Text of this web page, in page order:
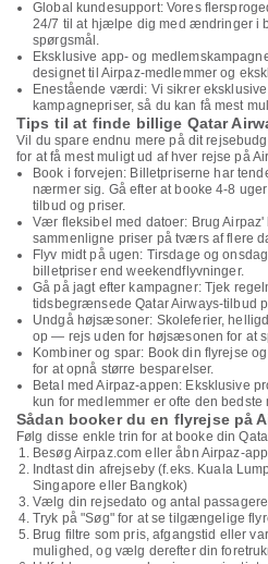
Global kundesupport: Vores
24/7 til at hjælpe dig med ændringer i
spørgsmål.
Eksklusive app- og
designet til Airpaz-medlemmer og
Enestående værdi: Vi sikrer
kampagnepriser, så du kan få mest
Tips til at finde billige Qatar
Vil du spare endnu mere på dit
for at få mest muligt ud af hver rejse på
Book i forvejen: Billetpriserne har
nærmer sig. Gå efter at booke 4-8
tilbud og priser.
Vær fleksibel med datoer: Brug
sammenligne priser på tværs af flere
Flyv midt på ugen: Tirsdage og
billetpriser end weekendflyvninger.
Gå på jagt efter kampagner: Tjek
tidsbegrænsede Qatar Airways-tilbud
Undgå højsæsoner: Skoleferier,
op — rejs uden for højsæsonen for at
Kombiner og spar: Book din flyrejse
for at opnå større besparelser.
Betal med Airpaz-appen: Eksklusive
kun for medlemmer er ofte den
Sådan booker du en flyrejse på
Følg disse enkle trin for at booke din
Besøg Airpaz.com eller åbn Airpaz-
Indtast din afrejseby (f.eks. Kuala
Singapore eller Bangkok)
Vælg din rejsedato og antal
Tryk på "Søg" for at se tilgængelige
Brug filtre som pris, afgangstid eller
mulighed, og vælg derefter din